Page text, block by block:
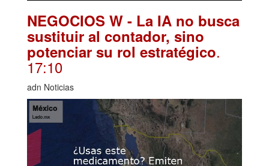
NEGOCIOS W - La IA no busca
sustituir al contador, sino
potenciar su rol estratégico.
17:10
adn Noticias